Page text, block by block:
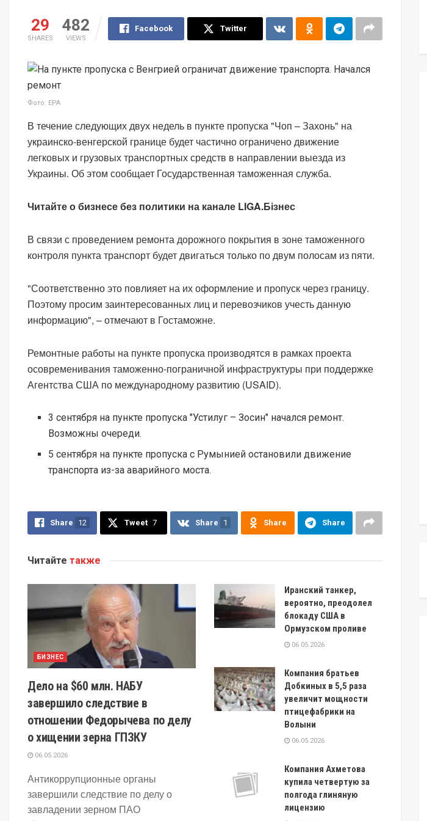
29
SHARES
482
VIEWS
Facebook Twitter
Фото: EPA
В течение следующих двух недель в пункте пропуска "Чоп – Захонь" на
украинско-венгерской границе будет частично ограничено движение
легковых и грузовых транспортных средств в направлении выезда из
Украины. Об этом сообщает Государственная таможенная служба.
Читайте о бизнесе без политики на канале LIGA.Бізнес
В связи с проведением ремонта дорожного покрытия в зоне таможенного
контроля пункта транспорт будет двигаться только по двум полосам из пяти.
"Соответственно это повлияет на их оформление и пропуск через границу.
Поэтому просим заинтересованных лиц и перевозчиков учесть данную
информацию", – отмечают в Гостаможне.
Ремонтные работы на пункте пропуска производятся в рамках проекта
осовременивания таможенно-пограничной инфраструктуры при поддержке
Агентства США по международному развитию (USAID).
3 сентября на пункте пропуска "Устилуг – Зосин" начался ремонт.
Возможны очереди.
5 сентября на пункте пропуска с Румынией остановили движение
транспорта из-за аварийного моста.
Share 12 Tweet 7 Share 1 Share Share
Читайте также
БИЗНЕС
Дело на $60 млн. НАБУ
завершило следствие в
отношении Федорычева по делу
о хищении зерна ГПЗКУ
06.05.2026
Антикоррупционные органы
завершили следствие по делу о
завладении зерном ПАО
Иранский танкер,
вероятно, преодолел
блокаду США в
Ормузском проливе
06.05.2026
Компания братьев
Добкиных в 5,5 раза
увеличит мощности
птицефабрики на
Волыни
06.05.2026
Компания Ахметова
купила четвертую за
полгода глиняную
лицензию